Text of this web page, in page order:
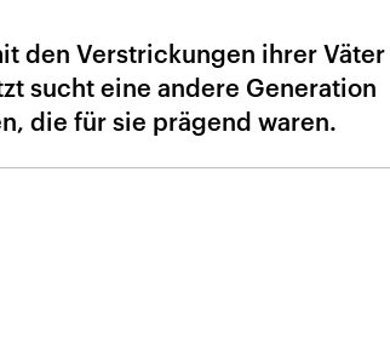
den Verstrickungen ihrer Väter
sucht eine andere Generation
die für sie prägend waren.